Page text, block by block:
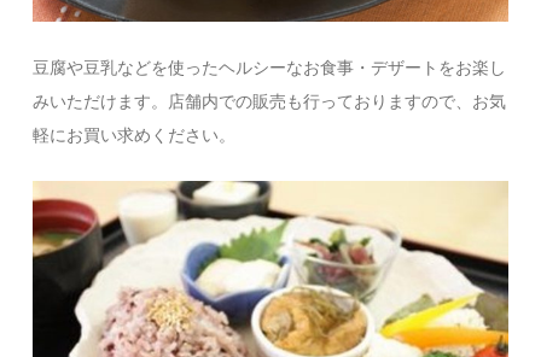
豆腐や豆乳などを使ったヘルシーなお食事・デザートをお楽し
みいただけます。店舗内での販売も行っておりますので、お気
軽にお買い求めください。